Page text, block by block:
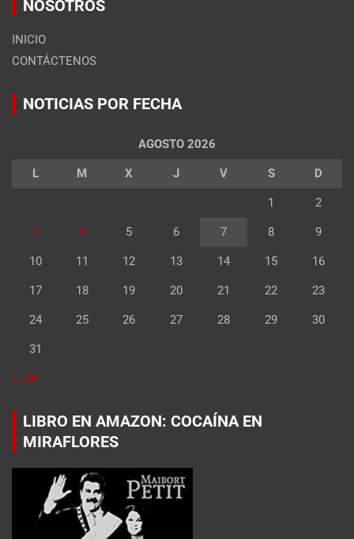
NOSOTROS
INICIO
CONTÁCTENOS
NOTICIAS POR FECHA
AGOSTO 2026
L M X J V S D
1 2
3 4 5 6 7 8 9
10 11 12 13 14 15 16
17 18 19 20 21 22 23
24 25 26 27 28 29 30
31
« Jul
LIBRO EN AMAZON: COCAÍNA EN
MIRAFLORES